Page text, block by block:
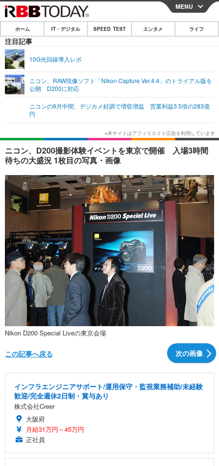
CLOSE
ホーム
IT・デジタル
ネタ
ショッピング その他
SPEED TEST
エンタメ
韓国・芸能
音楽 スポーツ
ショッピング その他
ライフ
ライフTOP グルメ
ペット ショッピング
その他
リリース一覧
プッシュ通知の停止方法
MENU
ホーム IT・デジタル SPEED TEST エンタメ ライフ
注目記事
10G光回線導入レポ
ニコン、RAW現像ソフト「Nikon Capture Ver.4.4」のトライアル版を
公開 D200に対応
ニコンの9月中間、デジカメ好調で増収増益 営業利益3.5倍の283億
円
ニコン、D200撮影体験イベントを東京で開催 入場3時間
待ちの大盛況 1枚目の写真・画像
Nikon D200 Special Liveの東京会場
次の画像
この記事へ戻る
インフラエンジニアサポート/運用保守・監視業務補助/未経験
歓迎/完全週休2日制・賞与あり
株式会社Creer
大阪府
月給31万円～45万円
正社員